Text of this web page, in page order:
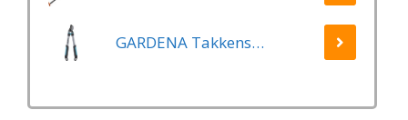
GARDENA Takkenschaar EasyCut 500 B EasyCut